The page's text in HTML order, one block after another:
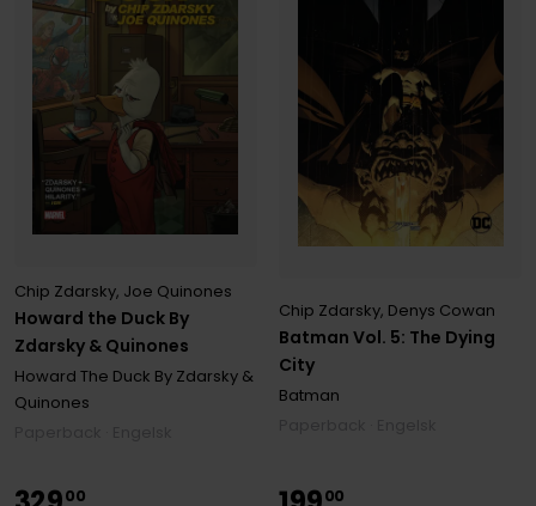
Howard the Duck By
Zdarsky & Quinones
Chip Zdarsky, Joe Quinones
Howard The Duck By Zdarsky &
Quinones
Batman Vol. 5: The Dying
City
Chip Zdarsky, Denys Cowan
Batman
00 00